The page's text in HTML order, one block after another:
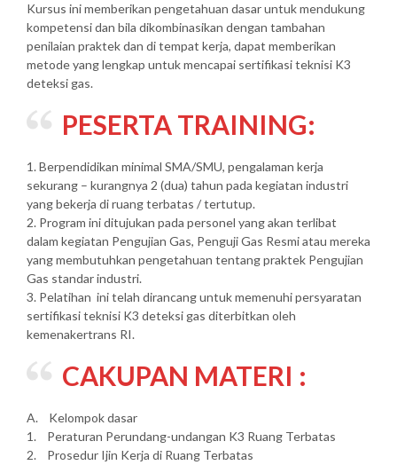
Kursus ini memberikan pengetahuan dasar untuk mendukung
kompetensi dan bila dikombinasikan dengan tambahan
penilaian praktek dan di tempat kerja, dapat memberikan
metode yang lengkap untuk mencapai sertifikasi teknisi K3
deteksi gas.
PESERTA TRAINING:
1. Berpendidikan minimal SMA/SMU, pengalaman kerja
sekurang – kurangnya 2 (dua) tahun pada kegiatan industri
yang bekerja di ruang terbatas / tertutup.
2. Program ini ditujukan pada personel yang akan terlibat
dalam kegiatan Pengujian Gas, Penguji Gas Resmi atau mereka
yang membutuhkan pengetahuan tentang praktek Pengujian
Gas standar industri.
3. Pelatihan ini telah dirancang untuk memenuhi persyaratan
sertifikasi teknisi K3 deteksi gas diterbitkan oleh
kemenakertrans RI.
CAKUPAN MATERI :
A. Kelompok dasar
1. Peraturan Perundang-undangan K3 Ruang Terbatas
2. Prosedur Ijin Kerja di Ruang Terbatas